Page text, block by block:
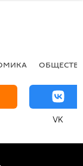
VK